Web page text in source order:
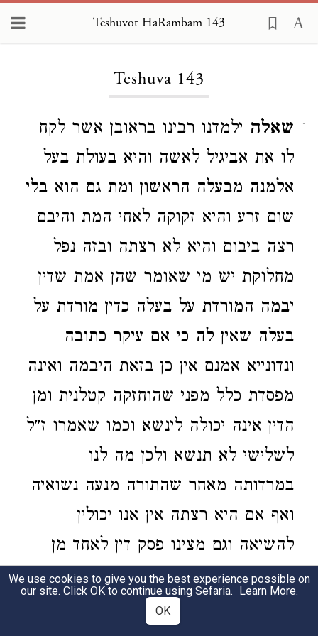
Teshuvot HaRambam 143
Teshuva 143
1 שאלה ילמדנו רבינו בראובן אשר לקח
לו את אביגיל לאשה והיא בעולת בעל
אלמנה מבעלה הראשון ומת גם הוא בלי
שום זרע והיא זקוקה לאחי המת והיבם
רצה ביבום והיא לא רצתה ובזה נפל
מחלוקת יש מי שאומר שהן אמת שדין
יבמה המורדת על בעלה כדין מורדת על
בעלה שאין לה כי אם עיקר כתובה
ונדונייא אמנם אין כן בזאת היבמה ואינה
מפסדת כלל מפני שהוחזקה קטלנית ומן
הדין אינה יכולה לינשא וכמו שאמרו ז"ל
לשלישי לא תנשא ולכן מה לנו
במרדותה מאחר שהתורה מנעה נשואיה
ואף אם היא רצתה אין אנו יכולין
להשיאה וגם מצינו פסק דין לאחד מן
הקדמונים ז"ל שאם היבמה היתה
מוחזקת ונפלה ליבום לא תתיבם שהרי
We use cookies to give you the best experience possible on
our site. Click OK to continue using Sefaria. Learn More.
OK